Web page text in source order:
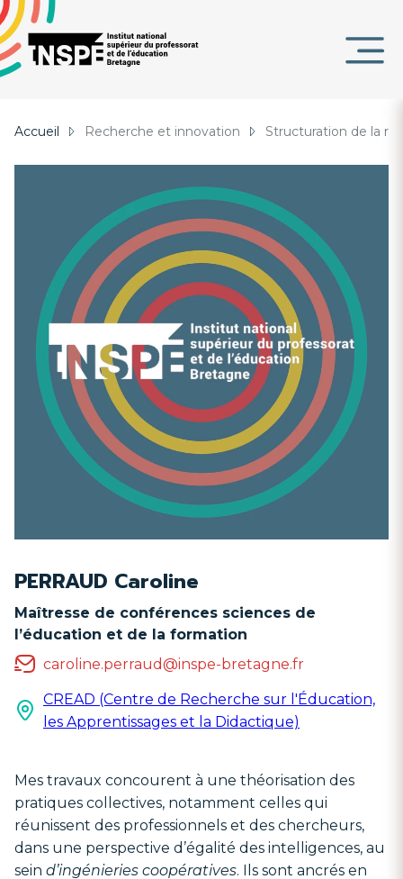
au
contenu
principal
d'Ariane
Accueil Recherche et innovation Structuration de la
PERRAUD Caroline
Maîtresse de conférences sciences de
l’éducation et de la formation
caroline.perraud@inspe-bretagne.fr
CREAD (Centre de Recherche sur l'Éducation,
les Apprentissages et la Didactique)
Mes travaux concourent à une théorisation des
pratiques collectives, notamment celles qui
réunissent des professionnels et des chercheurs,
dans une perspective d’égalité des intelligences, au
sein d’ingénieries coopératives. Ils sont ancrés en
DE
Panneau de gestion des cookies